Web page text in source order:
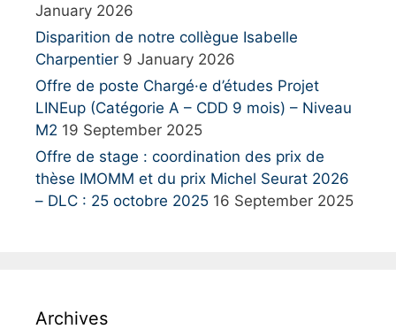
January 2026
Disparition de notre collègue Isabelle
Charpentier 9 January 2026
Offre de poste Chargé·e d’études Projet
LINEup (Catégorie A – CDD 9 mois) – Niveau
M2 19 September 2025
Offre de stage : coordination des prix de
thèse IMOMM et du prix Michel Seurat 2026
– DLC : 25 octobre 2025 16 September 2025
Archives